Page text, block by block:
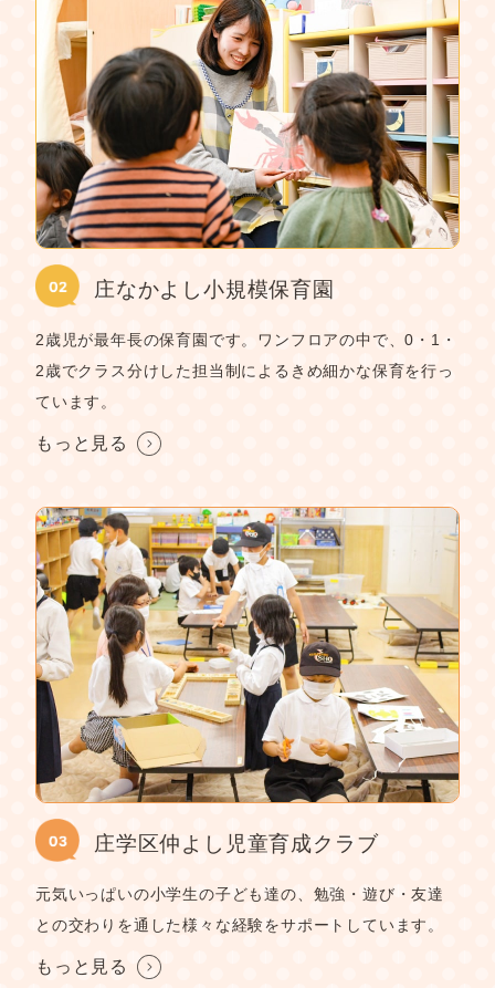
庄なかよし小規模保育園
2歳児が最年長の保育園です。ワンフロアの中で、0・1・
2歳でクラス分けした担当制によるきめ細かな保育を行っ
ています。
もっと見る
庄学区仲よし児童育成クラブ
元気いっぱいの小学生の子ども達の、勉強・遊び・友達
との交わりを通した様々な経験をサポートしています。
もっと見る